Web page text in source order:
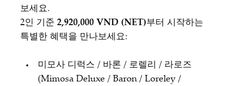
보세요.
2인 기준 2,920,000 VND (NET)부터 시작하는
특별한 혜택을 만나보세요:
미모사 디럭스 / 바론 / 로렐리 / 라로즈
(Mimosa Deluxe / Baron / Loreley /